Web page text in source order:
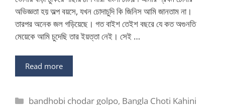
অভিজ্ঞতা হয় অল্প বয়সে, যখন চোদাচুদি কি জিনিস আমি জানতাম না।
তারপর অনেক জল গড়িয়েছে। গত বাইশ তেইশ বছরে যে কত অগুনতি
মেয়েকে আমি চুদেছি তার ইয়ত্তা নেই। সেই …
Read more
Categories
bandhobi chodar golpo, Bangla Choti Kahini